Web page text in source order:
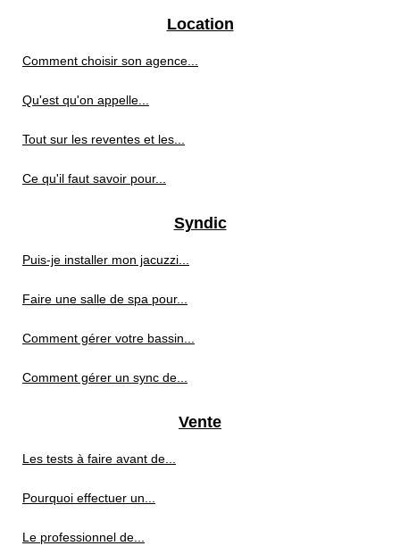
Location
Comment choisir son agence...
Qu'est qu'on appelle...
Tout sur les reventes et les...
Ce qu'il faut savoir pour...
Syndic
Puis-je installer mon jacuzzi...
Faire une salle de spa pour...
Comment gérer votre bassin...
Comment gérer un sync de...
Vente
Les tests à faire avant de...
Pourquoi effectuer un...
Le professionnel de...